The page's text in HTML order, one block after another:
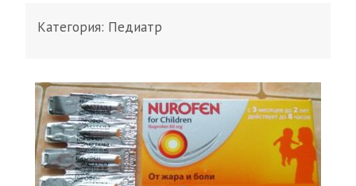
Категория: Педиатр